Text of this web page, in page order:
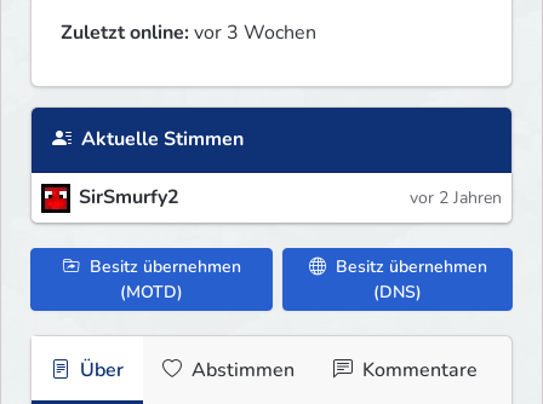
Zuletzt online:vor 3 Wochen
Aktuelle Stimmen
SirSmurfy2 vor 2 Jahren
Besitz übernehmen
(MOTD)
Besitz übernehmen
(DNS)
Über Abstimmen Kommentare